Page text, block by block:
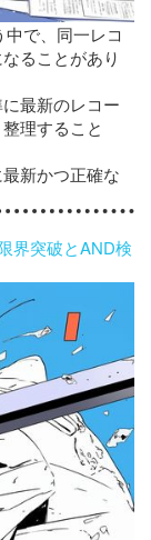
で、同一レコ
ることがあり
最新のレコー
理すること
新かつ正確な
界突破とAND検